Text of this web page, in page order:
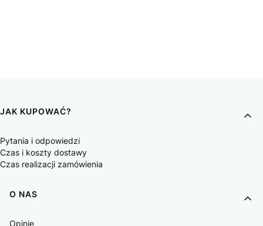
JAK KUPOWAĆ?
Pytania i odpowiedzi
Czas i koszty dostawy
Czas realizacji zamówienia
O NAS
Opinie